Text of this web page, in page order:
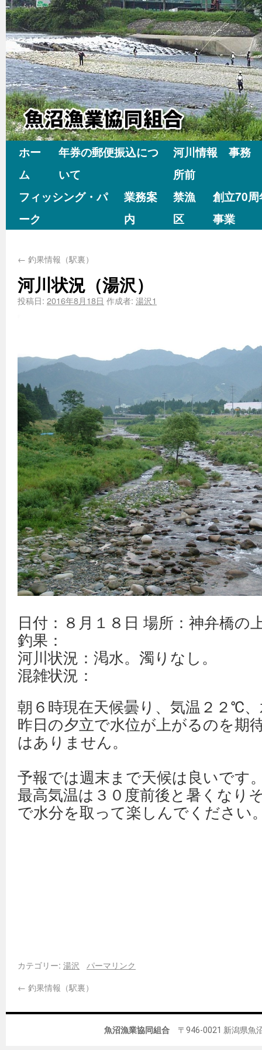
ホー
ム
年券の郵便振込につ
いて
河川情報 事務
所前
フィッシング・パ
ーク
業務案
内
禁漁
区
創立70
事業
← 釣果情報（駅裏）
河川状況（湯沢）
投稿日: 2016年8月18日 作成者: 湯沢1
日付：８月１８日 場所：神弁橋の
釣果：
河川状況：渇水。濁りなし。
混雑状況：
朝６時現在天候曇り、気温２２℃
昨日の夕立で水位が上がるのを期
はありません。
予報では週末まで天候は良いです
最高気温は３０度前後と暑くなり
で水分を取って楽しんでください
カテゴリー: 湯沢
パーマリンク
← 釣果情報（駅裏）
魚沼漁業協同組合 〒946-0021 新潟県魚